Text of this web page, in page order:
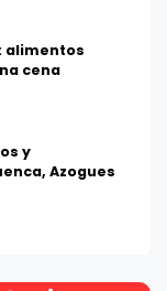
alimentos
cena
y
Azogues